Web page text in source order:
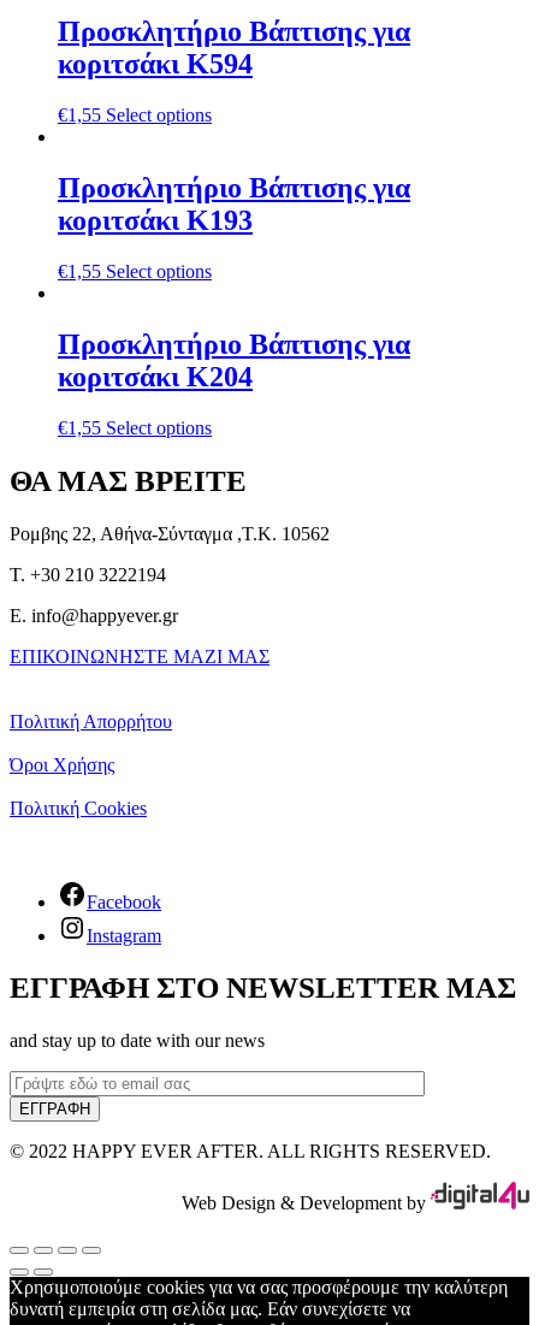
Προσκλητήριο Βάπτισης για
κοριτσάκι Κ594
€1,55 Select options
Προσκλητήριο Βάπτισης για
κοριτσάκι Κ193
€1,55 Select options
Προσκλητήριο Βάπτισης για
κοριτσάκι Κ204
€1,55 Select options
ΘΑ ΜΑΣ ΒΡΕΙΤΕ
Ρομβης 22, Αθήνα-Σύνταγμα ,Τ.Κ. 10562
T. +30 210 3222194
E. info@happyever.gr
ΕΠΙΚΟΙΝΩΝΗΣΤΕ ΜΑΖΙ ΜΑΣ
Πολιτική Απορρήτου
Όροι Χρήσης
Πολιτική Cookies
Facebook
Instagram
ΕΓΓΡΑΦΗ ΣΤΟ NEWSLETTER ΜΑΣ
and stay up to date with our news
© 2022 HAPPY EVER AFTER. ALL RIGHTS RESERVED.
Web Design & Development by
Χρησιμοποιούμε cookies για να σας προσφέρουμε την καλύτερη
δυνατή εμπειρία στη σελίδα μας. Εάν συνεχίσετε να